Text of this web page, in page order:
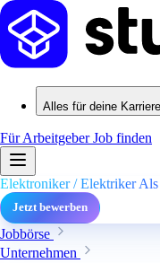
Alles für deine Karriere
Für ArbeitgeberJob finden
Elektroniker / Elektriker
Jetzt bewerben
Jobbörse
Unternehmen